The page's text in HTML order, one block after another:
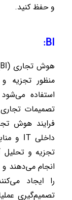
و حفظ کنید.
:BI
هوش تجاری (BI
منظور تجزیه
استفاده
تصمیمات
فرایند هوش
داخلی IT و
تجزیه و تحلیل
انجام می‌دهند و
را ایجاد
تصمیم‌گیری